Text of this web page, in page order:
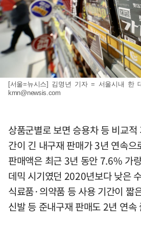
[서울=뉴시스] 김명년 기자 = 서울시내 한
kmn@newsis.com
상품군별로 보면 승용차 등 비교
간이 긴 내구재 판매가 3년 연속으
판매액은 최근 3년 동안 7.6% 가
데믹 시기였던 2020년보다 낮은
식료품·의약품 등 사용 기간이 짧
신발 등 준내구재 판매도 2년 연속